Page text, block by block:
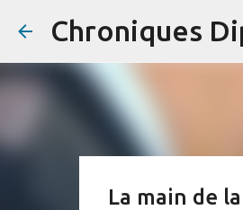
Chroniques
La main de